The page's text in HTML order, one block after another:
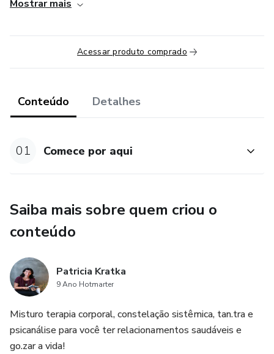
amor e no sexo.
------ Abaixo, segue a programação completa ------
Módulo 1 - Limpando o Passado
Módulo 2 - Sexualidade Sagrada​
Módulo 4 - Expressando sua verdade e colocando limites​
Módulo 6 - Pronta para Florescer? ​
1) Doenças Ginecológicas e a resposta emocional
2) Playlist da Sensualidade
3) Masterclass: "Como reconhecer o homem que vai cuidar
Mostrar mais
Acessar produto comprado
Conteúdo Detalhes
01 Comece por aqui
Saiba mais sobre quem criou o
conteúdo
Patricia Kratka
9 Ano Hotmarter
Misturo terapia corporal, constelação sistêmica, tan.tra e
psicanálise para você ter relacionamentos saudáveis e
go.zar a vida!